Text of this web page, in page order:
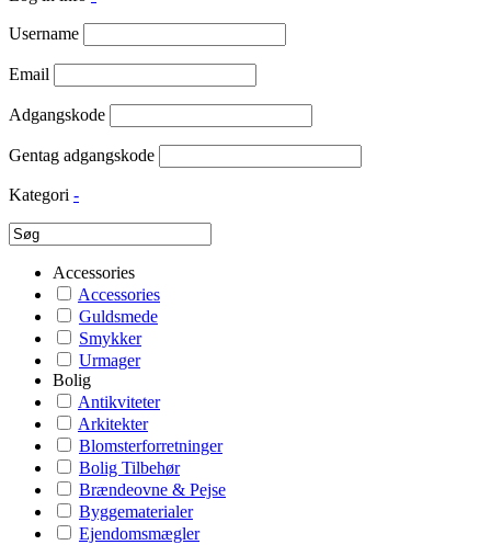
Username
Email
Adgangskode
Gentag adgangskode
Kategori -
Accessories
Accessories
Guldsmede
Smykker
Urmager
Bolig
Antikviteter
Arkitekter
Blomsterforretninger
Bolig Tilbehør
Brændeovne & Pejse
Byggematerialer
Ejendomsmægler